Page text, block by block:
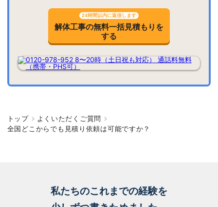
24時間以内に返信します
解体工事の無料一括見積もりを
する
トップ
よくいただくご質問
全国どこからでも見積り依頼は可能ですか？
私たちのこれまでの経験を